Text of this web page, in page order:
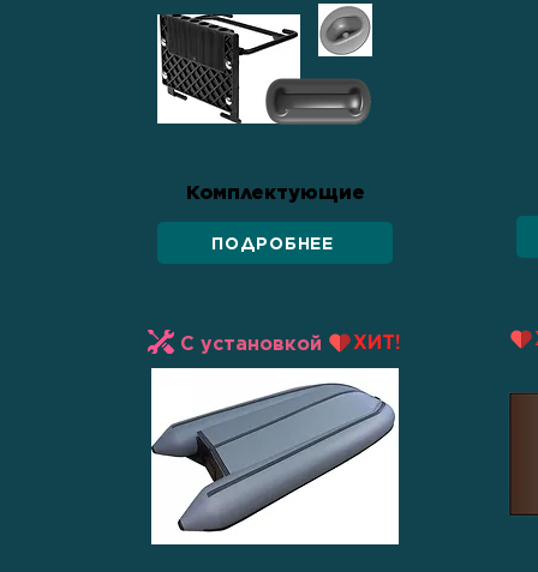
Комплектующие
ПОДРОБНЕЕ
С установкой ХИТ!